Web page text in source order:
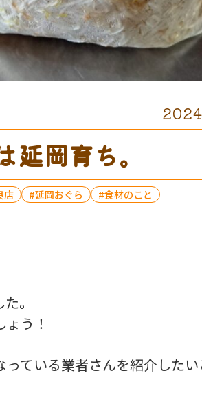
延岡育ち。
店 延岡おぐら 食材のこと
。
う！
ている業者さんを紹介した